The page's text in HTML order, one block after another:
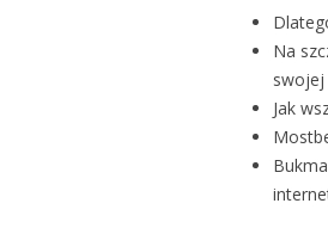
Na
swojej
Jak